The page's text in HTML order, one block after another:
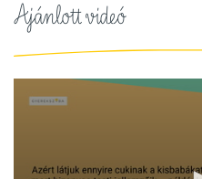
Ajánlott videó